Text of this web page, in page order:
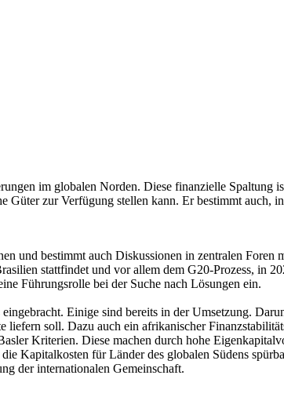
im globalen Norden. Diese finanzielle Spaltung
zur Verfügung stellen kann. Er bestimmt auch,
und bestimmt auch Diskussionen in zentralen
stattfindet und vor allem dem G20-Prozess, in
Führungsrolle bei der Suche nach Lösungen ein.
Einige sind bereits in der Umsetzung.
soll. Dazu auch ein afrikanischer
Kriterien. Diese machen durch hohe
Kapitalkosten für Länder des globalen Südens
der internationalen Gemeinschaft.